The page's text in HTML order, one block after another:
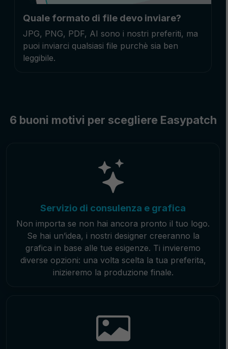
Quale formato di file devo inviare?
JPG, PNG, PDF, AI sono i nostri preferiti, ma
puoi inviarci qualsiasi file purchè sia ben
leggibile.
6 buoni motivi per scegliere Easypatch
Servizio di consulenza e grafica
Non importa se non hai ancora pronto il tuo logo.
Se hai un’idea, i nostri designer creeranno la
grafica in base alle tue esigenze. Ti invieremo
diverse opzioni: una volta scelta la tua preferita,
inizieremo la produzione finale.